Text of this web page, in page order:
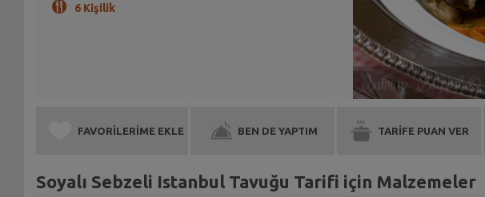
6 Kişilik
FAVORİLERİME EKLE BEN DE YAPTIM TARİFE PUAN VER
Soyalı Sebzeli Istanbul Tavuğu Tarifi için Malzemeler